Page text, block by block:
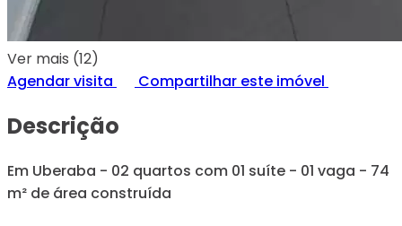
Ver mais (12)
Agendar visita
Compartilhar este imóvel
Descrição
Em Uberaba - 02 quartos com 01 suíte - 01 vaga - 74
m² de área construída